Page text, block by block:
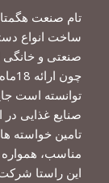
تام صنعت
ساخت انواع
صنعتی و
توانسته است
صنایع غذایی در
تامین خواسته
مناسب،
این راستا